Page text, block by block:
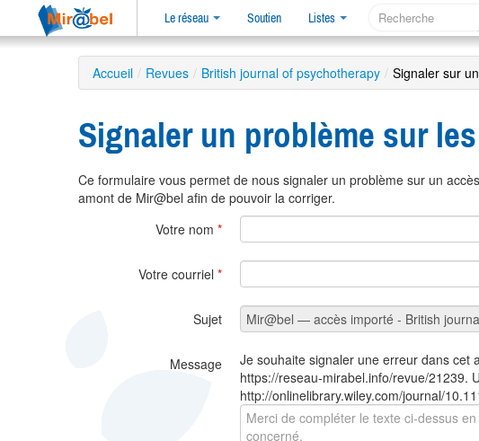
Le réseau Soutien Listes
Accueil / Revues / British journal of psychotherapy / Signaler sur
Signaler un problème sur
Ce formulaire vous permet de nous signaler un problème sur un
amont de Mir@bel afin de pouvoir la corriger.
Votre nom *
Votre courriel *
Sujet
Message
Je souhaite signaler une erreur dans cet
https://reseau-mirabel.info/revue/21239.
http://onlinelibrary.wiley.com/journal/